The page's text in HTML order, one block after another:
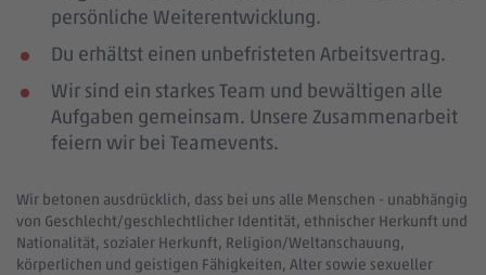
persönliche Weiterentwicklung.
Du erhältst einen unbefristeten Arbeitsvertrag.
Wir sind ein starkes Team und bewältigen alle
Aufgaben gemeinsam. Unsere Zusammenarbeit
feiern wir bei Teamevents.
Wir betonen ausdrücklich, dass bei uns alle Menschen - unabhängig
von Geschlecht/geschlechtlicher Identität, ethnischer Herkunft und
Nationalität, sozialer Herkunft, Religion/Weltanschauung,
körperlichen und geistigen Fähigkeiten, Alter sowie sexueller